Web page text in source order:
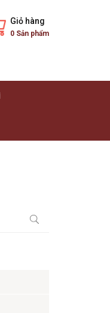
Giỏ hàng
0 Sản phẩm